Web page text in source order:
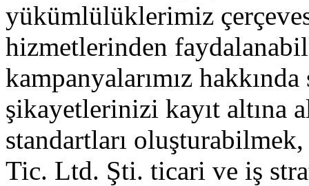
yükümlülüklerimiz
hizmetlerinden
kampanyalarımız
şikayetlerinizi kayıt altına
standartları
Tic. Ltd. Şti. ticari ve iş